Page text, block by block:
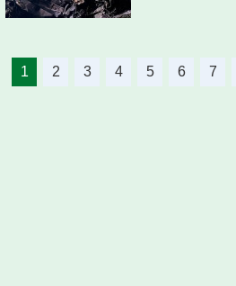
1 2 3 4 5 6 7